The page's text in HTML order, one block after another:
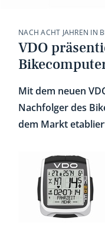
NACH ACHT JAHREN IN
VDO
Mit dem neuen
Nachfolger des
dem Markt